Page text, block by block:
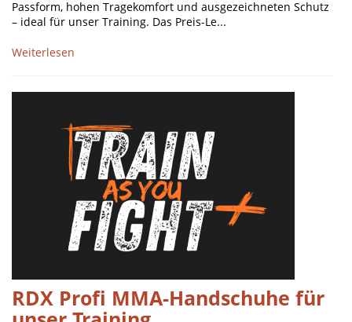
Passform, hohen Tragekomfort und ausgezeichneten Schutz
– ideal für unser Training. Das Preis-Le...
Weiterlesen
RDX Profi MMA-Handschuhe für